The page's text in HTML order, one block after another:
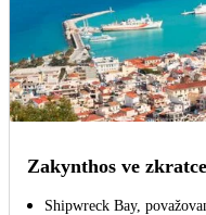
Zakynthos ve
Shipwreck Bay,